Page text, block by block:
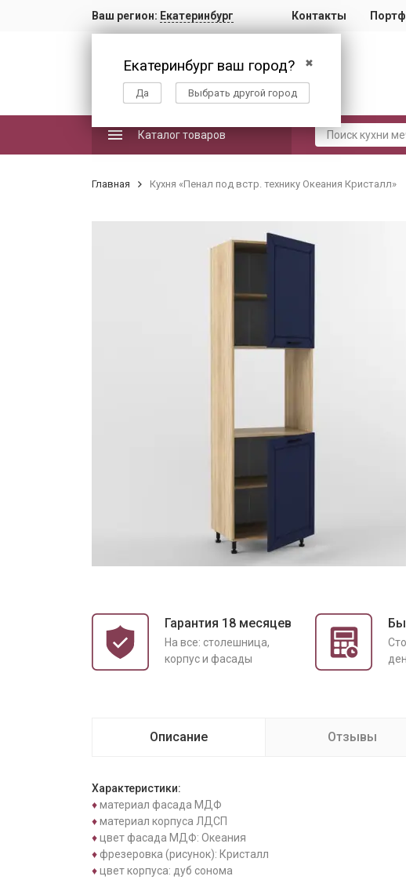
Ваш регион: Екатеринбург
✖
Екатеринбург ваш город?
Да Выбрать другой город
Контакты
Каталог товаров
Главная Кухня «Пенал под встр. технику Океания Кристалл»
Гарантия 18 месяцев
На все: столешница,
корпус и фасады
Описание Отзывы
Характеристики:
♦материал фасада МДФ
♦материал корпуса ЛДСП
♦цвет фасада МДФ: Океания
♦фрезеровка (рисунок): Кристалл
♦цвет корпуса: дуб сонома